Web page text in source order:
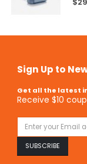
$
Sign Up to
Get all the latest
Receive $10